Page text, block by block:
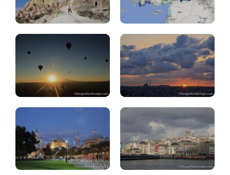
Turquía:
top.25
Estambul:
3.días
Estambul:
2.días
Estambul:
1.día
Capadocia:
Ihlara,
Selime
Pérgamo